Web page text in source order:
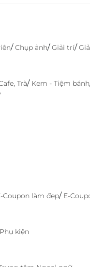
/Chụp ảnh/Giải trí/
Trà/ Kem - Tiệm bánh
Coupon làm đẹp/ E-
kiện